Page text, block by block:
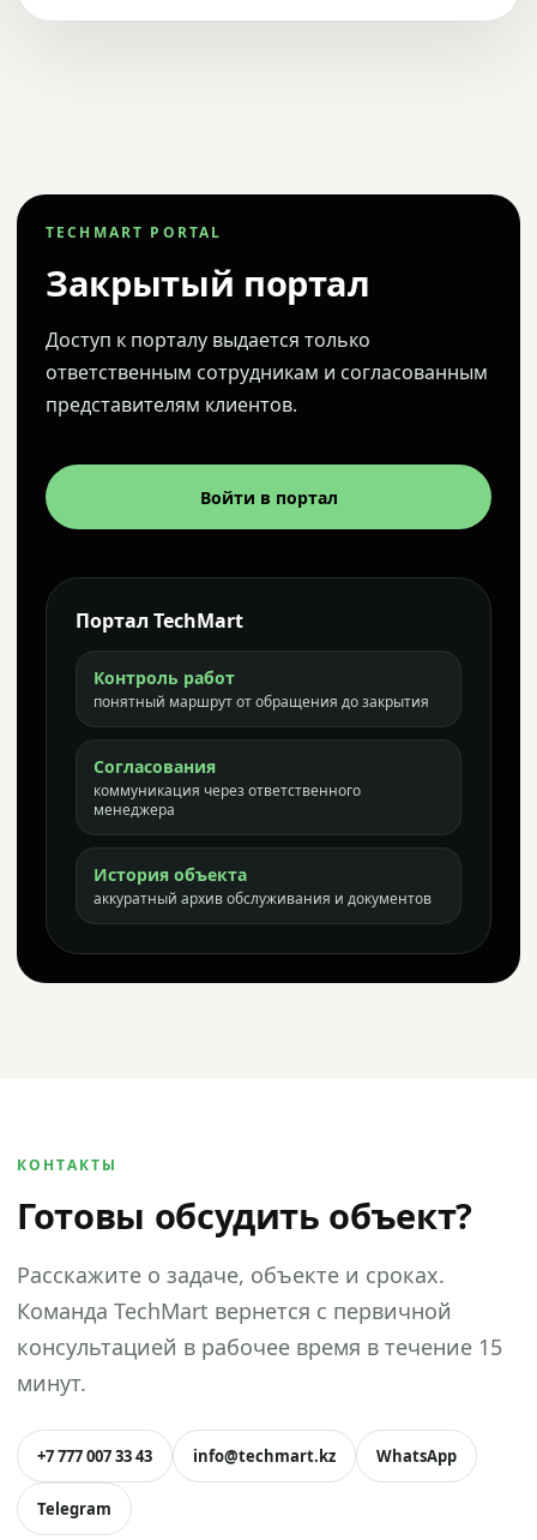
TECHMART PORTAL
Закрытый портал
Доступ к порталу выдается только
ответственным сотрудникам и согласованным
представителям клиентов.
Войти в портал
Портал TechMart
Контроль работ
понятный маршрут от обращения до закрытия
Согласования
коммуникация через ответственного
менеджера
История объекта
аккуратный архив обслуживания и документов
КОНТАКТЫ
Готовы обсудить объект?
Расскажите о задаче, объекте и сроках.
Команда TechMart вернется с первичной
консультацией в рабочее время в течение 15
минут.
+7 777 007 33 43 info@techmart.kz WhatsApp
Telegram